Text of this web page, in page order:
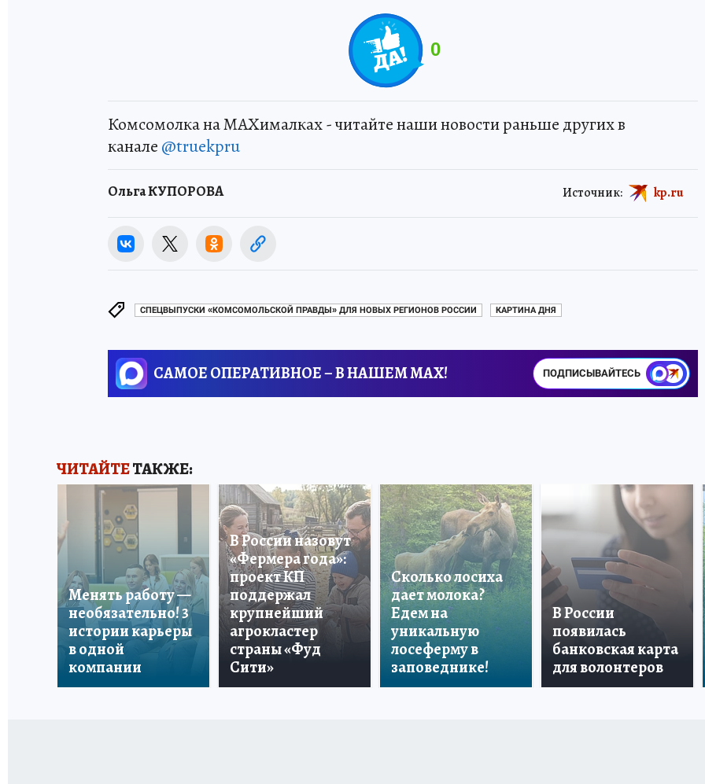
0
Комсомолка на MAXималках - читайте наши новости раньше других в
канале @truekpru
Ольга КУПОРОВА Источник: kp.ru
СПЕЦВЫПУСКИ «КОМСОМОЛЬСКОЙ ПРАВДЫ» ДЛЯ НОВЫХ РЕГИОНОВ РОССИИ КАРТИНА ДНЯ
САМОЕ ОПЕРАТИВНОЕ – В НАШЕМ MAX! ПОДПИСЫВАЙТЕСЬ
ЧИТАЙТЕТАКЖЕ:
Менять работу —
необязательно! 3
истории карьеры
в одной
компании
В России назовут
«Фермера года»:
проект КП
поддержал
крупнейший
агрокластер
страны «Фуд
Сити»
Сколько лосиха
дает молока?
Едем на
уникальную
лосеферму в
заповеднике!
В России
появилась
банковская карта
для волонтеров